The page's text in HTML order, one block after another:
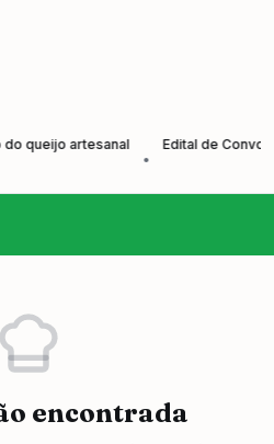
artesanal
Edital de
encontrada